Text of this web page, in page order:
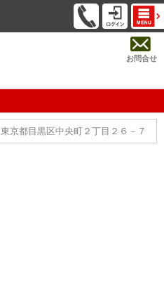
お問合せ
東京都目黒区中央町２丁目２６－７